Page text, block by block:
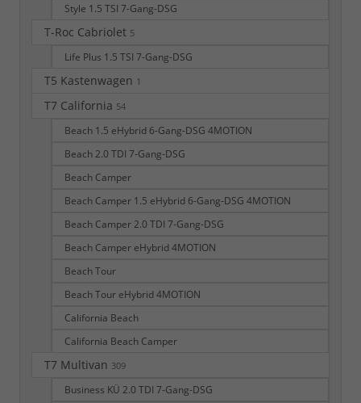
Style 1.5 TSI 7-Gang-DSG
T-Roc Cabriolet 5
Life Plus 1.5 TSI 7-Gang-DSG
T5 Kastenwagen 1
T7 California 54
Beach 1.5 eHybrid 6-Gang-DSG 4MOTION
Beach 2.0 TDI 7-Gang-DSG
Beach Camper
Beach Camper 1.5 eHybrid 6-Gang-DSG 4MOTION
Beach Camper 2.0 TDI 7-Gang-DSG
Beach Camper eHybrid 4MOTION
Beach Tour
Beach Tour eHybrid 4MOTION
California Beach
California Beach Camper
T7 Multivan 309
Business KÜ 2.0 TDI 7-Gang-DSG